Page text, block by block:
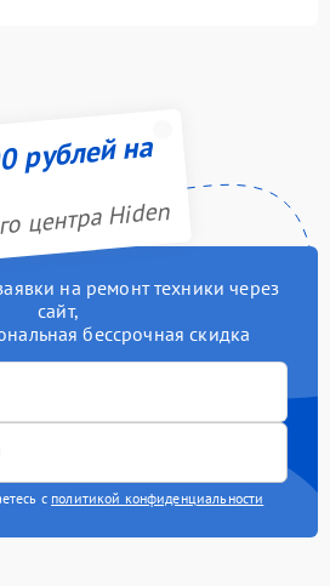
рублей на
центра Hiden
на ремонт техники через
сайт,
бессрочная скидка
с политикой конфиденциальности